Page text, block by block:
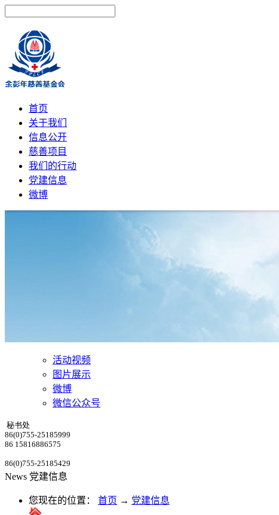
首页
关于我们
信息公开
慈善项目
我们的行动
党建信息
微博
活动视频
图片展示
微博
微信公众号
秘书处
86(0)755-25185999
86 15816886575
86(0)755-25185429
News 党建信息
您现在的位置： 首页 → 党建信息